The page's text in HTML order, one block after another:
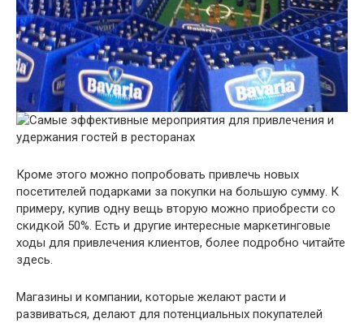
Кроме этого можно попробовать привлечь новых
посетителей подарками за покупки на большую сумму. К
примеру, купив одну вещь вторую можно приобрести со
скидкой 50%. Есть и другие интересные маркетинговые
ходы для привлечения клиентов, более подробно читайте
здесь.
Магазины и компании, которые желают расти и
развиваться, делают для потенциальных покупателей